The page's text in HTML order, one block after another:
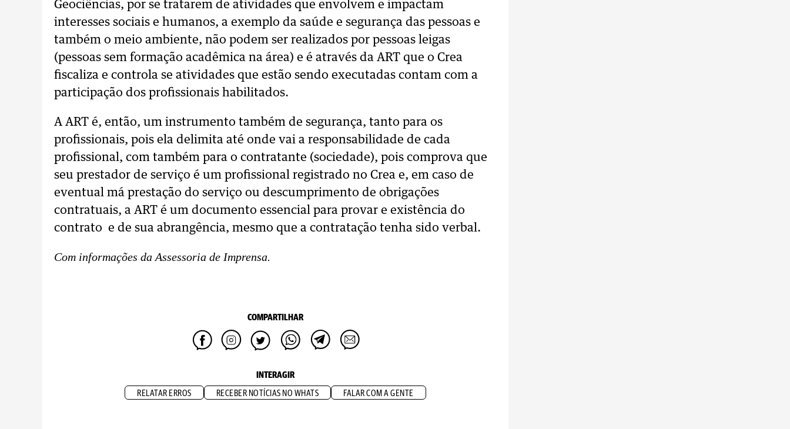
Geociências, por se tratarem de atividades que envolvem e impactam
interesses sociais e humanos, a exemplo da saúde e segurança das pessoas e
também o meio ambiente, não podem ser realizados por pessoas leigas
(pessoas sem formação acadêmica na área) e é através da ART que o Crea
fiscaliza e controla se atividades que estão sendo executadas contam com a
participação dos profissionais habilitados.
A ART é, então, um instrumento também de segurança, tanto para os
profissionais, pois ela delimita até onde vai a responsabilidade de cada
profissional, com também para o contratante (sociedade), pois comprova que
seu prestador de serviço é um profissional registrado no Crea e, em caso de
eventual má prestação do serviço ou descumprimento de obrigações
contratuais, a ART é um documento essencial para provar e existência do
contrato e de sua abrangência, mesmo que a contratação tenha sido verbal.
Com informações da Assessoria de Imprensa.
COMPARTILHAR
INTERAGIR
RELATAR ERROS RECEBER NOTÍCIAS NO WHATS FALAR COM A GENTE